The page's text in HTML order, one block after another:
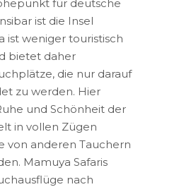
für deutsche
ist die Insel
ist weniger touristisch
bietet daher
die nur darauf
zu werden. Hier
und Schönheit der
in vollen Zügen
von anderen Tauchern
Mamuya Safaris
nach